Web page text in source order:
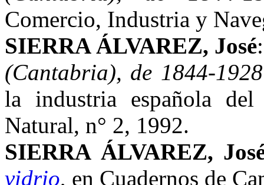
Comercio, Industria y
SIERRA ÁLVAREZ, José
(Cantabria), de 1844-1928
la industria española
Natural, n° 2, 1992.
SIERRA ÁLVAREZ,
vidrio, en Cuadernos de